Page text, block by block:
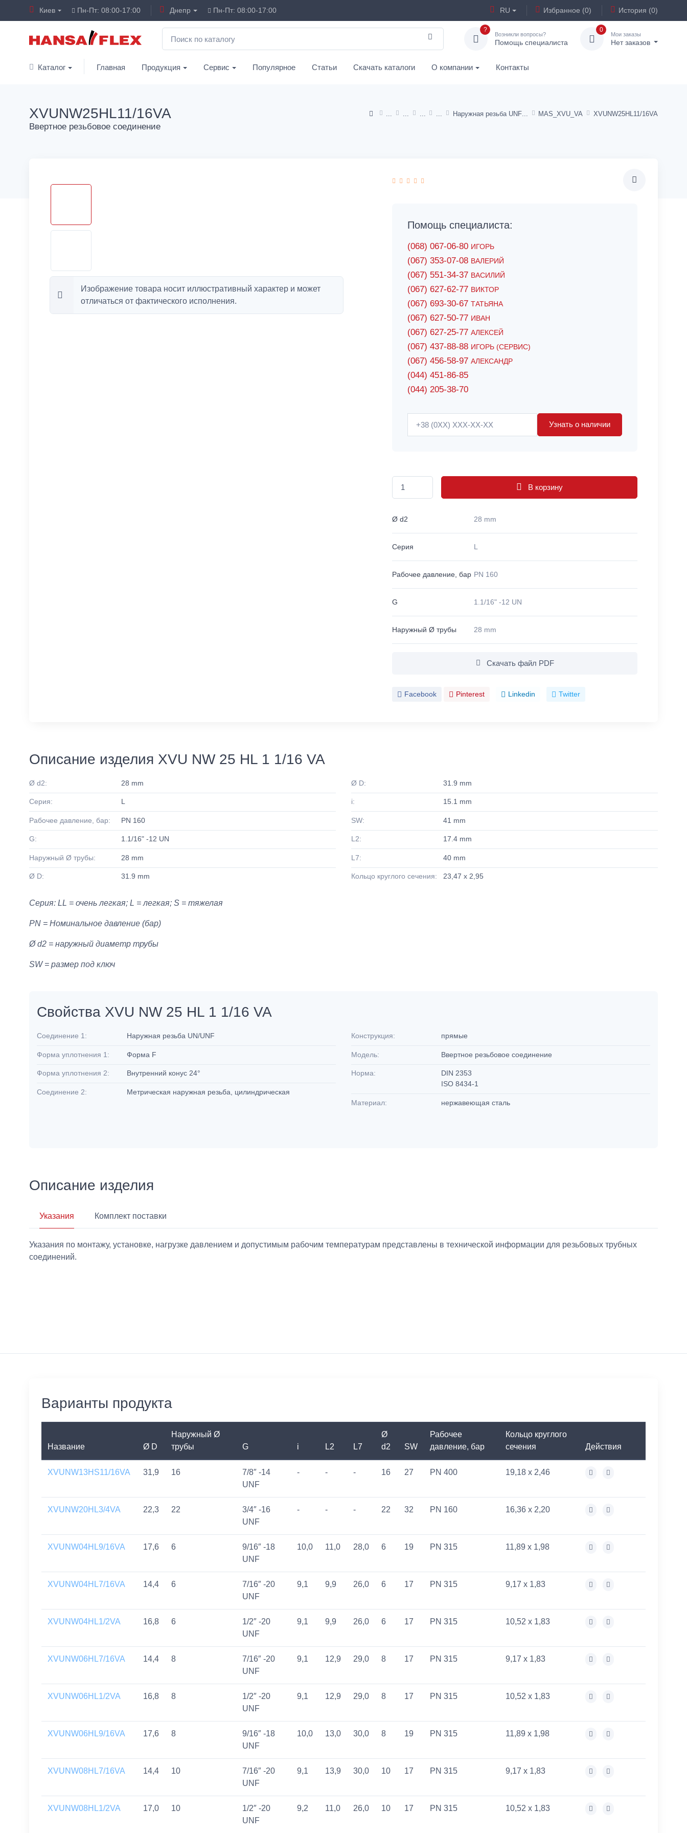
Киев Пн-Пт: 08:00-17:00 Днепр Пн-Пт: 08:00-17:00 RU Избранное (0) История (0)
?
Возникли вопросы?
Помощь специалиста
0
Мои заказы
Нет заказов
Каталог Главная Продукция Сервис Популярное Статьи Скачать каталоги О компании Контакты
Наружная резьба UNF MAS_XVU_VA XVUNW25HL11/16VA
XVUNW25HL11/16VA
Ввертное резьбовое соединение
Изображение товара носит иллюстративный характер и может
отличаться от фактического исполнения.
Помощь специалиста:
(068) 067-06-80 ИГОРЬ
(067) 353-07-08 ВАЛЕРИЙ
(067) 551-34-37 ВАСИЛИЙ
(067) 627-62-77 ВИКТОР
(067) 693-30-67 ТАТЬЯНА
(067) 627-50-77 ИВАН
(067) 627-25-77 АЛЕКСЕЙ
(067) 437-88-88 ИГОРЬ (СЕРВИС)
(067) 456-58-97 АЛЕКСАНДР
(044) 451-86-85
(044) 205-38-70
Узнать о наличии
В корзину
Ø d2 28 mm
Серия L
Рабочее давление, бар PN 160
G 1.1/16" -12 UN
Наружный Ø трубы 28 mm
Скачать файл PDF
Facebook Pinterest Linkedin Twitter
Описание изделия XVU NW 25 HL 1 1/16 VA
Ø d2: 28 mm
Серия: L
Рабочее давление, бар: PN 160
G: 1.1/16" -12 UN
Наружный Ø трубы: 28 mm
Ø D: 31.9 mm
Ø D: 31.9 mm
i: 15.1 mm
SW: 41 mm
L2: 17.4 mm
L7: 40 mm
Кольцо круглого сечения: 23,47 x 2,95
Серия: LL = очень легкая; L = легкая; S = тяжелая
PN = Номинальное давление (бар)
Ø d2 = наружный диаметр трубы
SW = размер под ключ
Свойства XVU NW 25 HL 1 1/16 VA
Соединение 1: Наружная резьба UN/UNF
Форма уплотнения 1: Форма F
Форма уплотнения 2: Внутренний конус 24°
Соединение 2: Метрическая наружная резьба, цилиндрическая
Конструкция: прямые
Модель: Ввертное резьбовое соединение
Норма:
DIN 2353
ISO 8434-1
Материал: нержавеющая сталь
Описание изделия
Указания Комплект поставки
Указания по монтажу, установке, нагрузке давлением и допустимым рабочим температурам представлены в технической информации для резьбовых трубных
соединений.
Варианты продукта
Название Ø D
Наружный Ø
трубы
G i L2 L7
Ø
d2
SW
Рабочее
давление, бар
Кольцо круглого
сечения
Действия
XVUNW13HS11/16VA 31,9 16
7/8″ -14
UNF
- - - 16 27 PN 400 19,18 x 2,46
XVUNW20HL3/4VA 22,3 22
3/4″ -16
UNF
- - - 22 32 PN 160 16,36 x 2,20
XVUNW04HL9/16VA 17,6 6
9/16″ -18
UNF
10,0 11,0 28,0 6 19 PN 315 11,89 x 1,98
XVUNW04HL7/16VA 14,4 6
7/16″ -20
UNF
9,1 9,9 26,0 6 17 PN 315 9,17 x 1,83
XVUNW04HL1/2VA 16,8 6
1/2″ -20
UNF
9,1 9,9 26,0 6 17 PN 315 10,52 x 1,83
XVUNW06HL7/16VA 14,4 8
7/16″ -20
UNF
9,1 12,9 29,0 8 17 PN 315 9,17 x 1,83
XVUNW06HL1/2VA 16,8 8
1/2″ -20
UNF
9,1 12,9 29,0 8 17 PN 315 10,52 x 1,83
XVUNW06HL9/16VA 17,6 8
9/16″ -18
UNF
10,0 13,0 30,0 8 19 PN 315 11,89 x 1,98
XVUNW08HL7/16VA 14,4 10
7/16″ -20
UNF
9,1 13,9 30,0 10 17 PN 315 9,17 x 1,83
XVUNW08HL1/2VA 17,0 10
1/2″ -20
UNF
9,2 11,0 26,0 10 17 PN 315 10,52 x 1,83